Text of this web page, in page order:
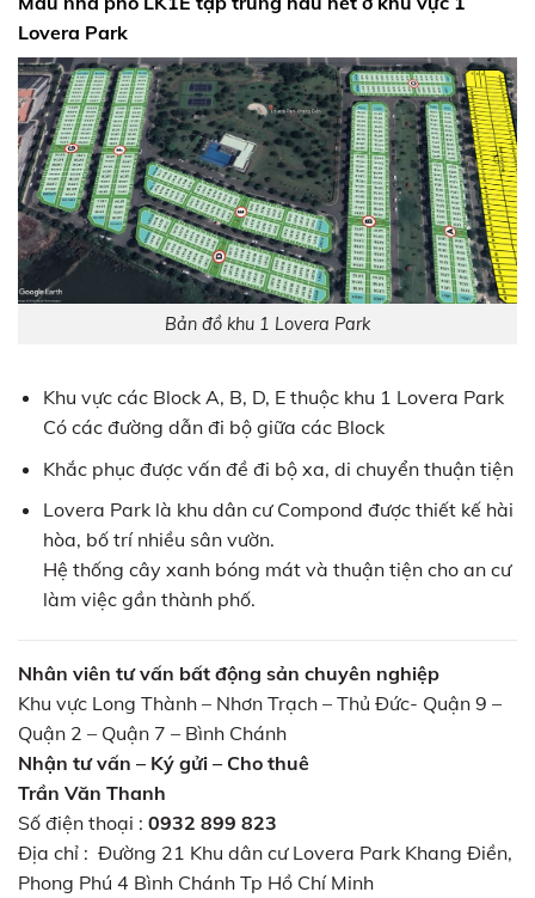
Lovera Park
Bản đồ khu 1 Lovera Park
Khu vực các Block A, B, D, E thuộc khu 1 Lovera Park
Có các đường dẫn đi bộ giữa các Block
Khắc phục được vấn đề đi bộ xa, di chuyển thuận tiện
Lovera Park là khu dân cư Compond được thiết kế hài
hòa, bố trí nhiều sân vườn.
Hệ thống cây xanh bóng mát và thuận tiện cho an cư
làm việc gần thành phố.
Nhân viên tư vấn bất động sản chuyên nghiệp
Khu vực Long Thành – Nhơn Trạch – Thủ Đức- Quận 9 –
Quận 2 – Quận 7 – Bình Chánh
Nhận tư vấn – Ký gửi – Cho thuê
Trần Văn Thanh
Số điện thoại : 0932 899 823
Địa chỉ : Đường 21 Khu dân cư Lovera Park Khang Điền,
Phong Phú 4 Bình Chánh Tp Hồ Chí Minh